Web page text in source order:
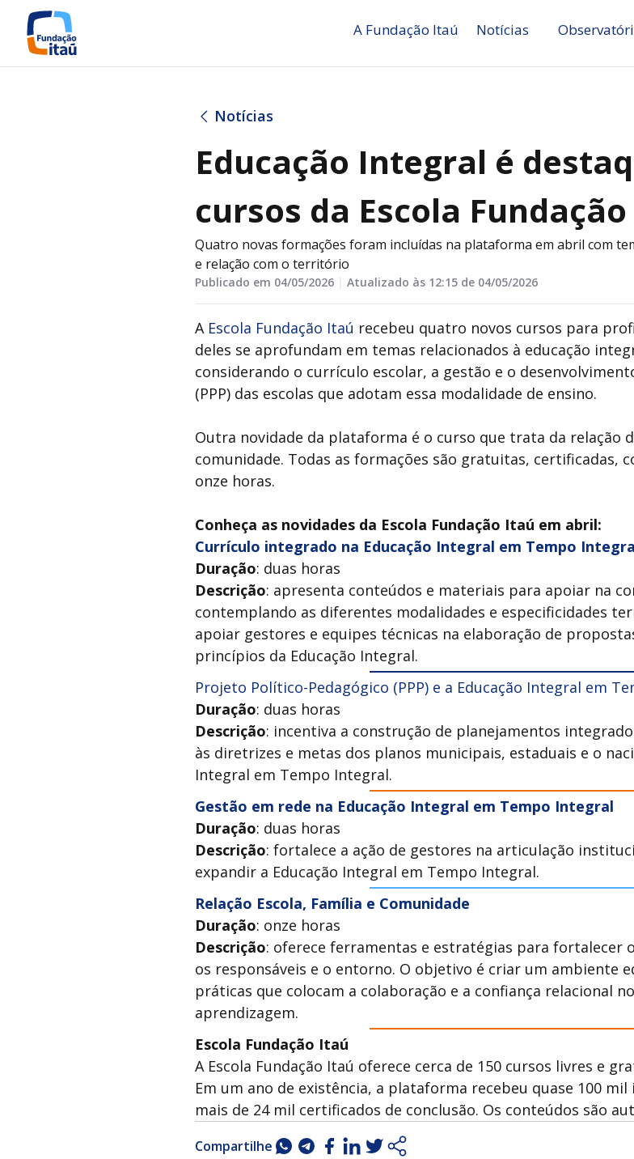
A Fundação Itaú Notícias
Notícias
Educação Integral é
cursos da Escola
Quatro novas formações foram incluídas na plataforma em abril com
e relação com o território
Publicado em 04/05/2026 | Atualizado às 12:15 de 04/05/2026
A Escola Fundação Itaú recebeu quatro novos cursos para
deles se aprofundam em temas relacionados à educação
considerando o currículo escolar, a gestão e o
(PPP) das escolas que adotam essa modalidade de ensino.
Outra novidade da plataforma é o curso que trata da relação
comunidade. Todas as formações são gratuitas, certificadas,
onze horas.
Conheça as novidades da Escola Fundação Itaú em abril:
Currículo integrado na Educação Integral em Tempo
Duração: duas horas
Descrição: apresenta conteúdos e materiais para apoiar na
contemplando as diferentes modalidades e especificidades
apoiar gestores e equipes técnicas na elaboração de
princípios da Educação Integral.
Projeto Político-Pedagógico (PPP) e a Educação Integral em
Duração: duas horas
Descrição: incentiva a construção de planejamentos
às diretrizes e metas dos planos municipais, estaduais e o
Integral em Tempo Integral.
Gestão em rede na Educação Integral em Tempo Integral
Duração: duas horas
Descrição: fortalece a ação de gestores na articulação
expandir a Educação Integral em Tempo Integral.
Relação Escola, Família e Comunidade
Duração: onze horas
Descrição: oferece ferramentas e estratégias para fortalecer
os responsáveis e o entorno. O objetivo é criar um ambiente
práticas que colocam a colaboração e a confiança relacional
aprendizagem.
Escola Fundação Itaú
A Escola Fundação Itaú oferece cerca de 150 cursos livres e
Em um ano de existência, a plataforma recebeu quase 100
mais de 24 mil certificados de conclusão. Os conteúdos são
Compartilhe